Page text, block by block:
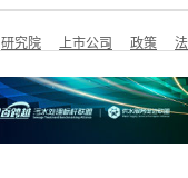
研究院 上市公司 政策